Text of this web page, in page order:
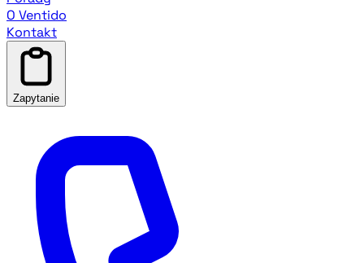
O Ventido
Kontakt
Zapytanie